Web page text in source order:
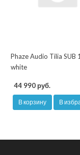
Phaze Audio Tilia SUB
white
44 990 руб.
В корзину В